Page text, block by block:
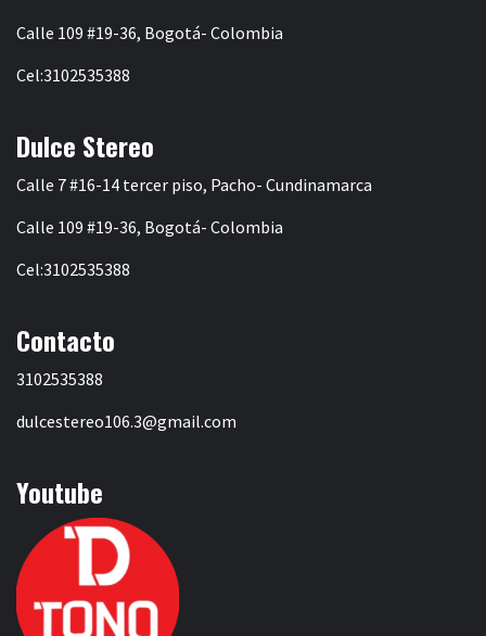
Calle 109 #19-36, Bogotá- Colombia
Cel:3102535388
Dulce Stereo
Calle 7 #16-14 tercer piso, Pacho- Cundinamarca
Calle 109 #19-36, Bogotá- Colombia
Cel:3102535388
Contacto
3102535388
dulcestereo106.3@gmail.com
Youtube